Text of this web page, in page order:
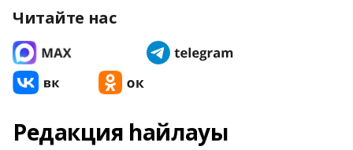
Читайте нас
Редакция һайлауы